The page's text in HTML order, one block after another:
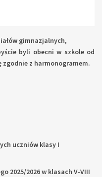
gimnazjalnych,
byli obecni w szkole od
zgodnie z harmonogramem.
uczniów klasy I
2025/2026 w klasach V-VIII